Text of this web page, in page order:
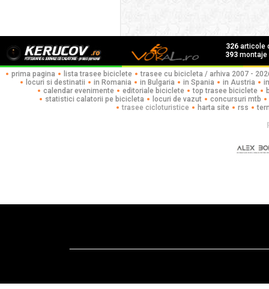
326articole
393montaje
prima pagina lista trasee biciclete
trasee cu bicicleta / arhiva 2007 -
locuri si destinatii
in Romania in Bulgaria in Spania in Austria
calendar evenimente
editoriale biciclete top trasee biciclete
statistici calatorii pe bicicleta
locuri de vazut
concursuri mtb
trasee cicloturistice
harta site rss